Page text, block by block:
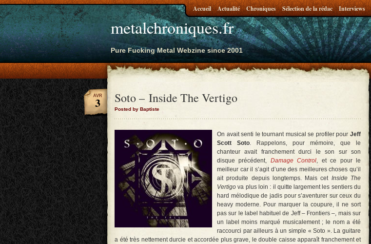
metalchroniques.fr
Pure Fucking Metal Webzine since 2001
Accueil Actualité Chroniques Sélection de la rédac Interviews
Soto – Inside The Vertigo
Posted by Baptiste
AVR
3
On avait senti le tournant musical se profiler pour Jeff
Scott Soto. Rappelons, pour mémoire, que le
chanteur avait franchement durci le son sur son
disque précédent, Damage Control, et ce pour le
meilleur car il s’agit d’une des meilleures choses qu’il
ait produite depuis longtemps. Mais cet Inside The
Vertigo va plus loin : il quitte largement les sentiers du
hard mélodique de jadis pour s’aventurer sur ceux du
heavy moderne. Pour marquer la coupure, il ne sort
pas sur le label habituel de Jeff – Frontiers –, mais sur
un label moins marqué musicalement ; le nom a été
raccourci par ailleurs à un simple « Soto ». La guitare
a été très nettement durcie et accordée plus grave, le double caisse apparaît franchement et